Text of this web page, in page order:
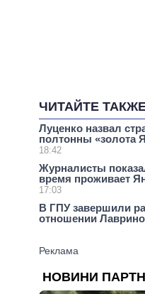
ЧИТАЙТЕ
Луценко назвал
полтонны «золота
18:42
Журналисты
время проживает
17:03
В ГПУ завершили
отношении